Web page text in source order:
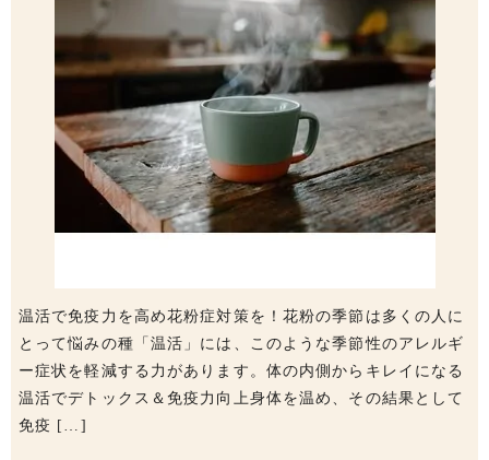
温活で免疫力を高め花粉症対策を！花粉の季節は多くの人に
とって悩みの種「温活」には、このような季節性のアレルギ
ー症状を軽減する力があります。体の内側からキレイになる
温活でデトックス＆免疫力向上身体を温め、その結果として
免疫 […]